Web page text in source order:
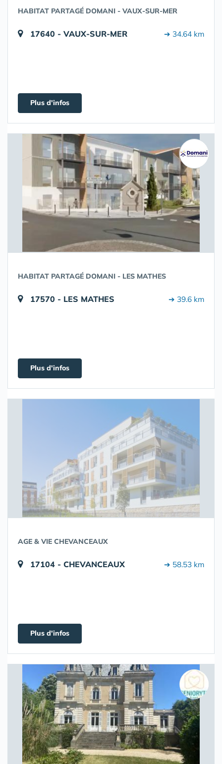
HABITAT PARTAGÉ DOMANI - VAUX-SUR-MER
17640 - VAUX-SUR-MER ➔ 34.64 km
Plus d'infos
HABITAT PARTAGÉ DOMANI - LES MATHES
17570 - LES MATHES ➔ 39.6 km
Plus d'infos
AGE & VIE CHEVANCEAUX
17104 - CHEVANCEAUX ➔ 58.53 km
Plus d'infos